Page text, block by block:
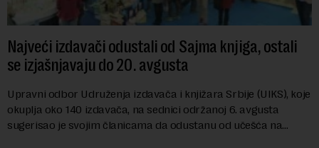
Najveći izdavači odustali od Sajma knjiga, ostali
se izjašnjavaju do 20. avgusta
Upravni odbor Udruženja izdavača i knjižara Srbije (UIKS), koje
okuplja oko 140 izdavača, na sednici održanoj 6. avgusta
sugerisao je svojim članicama da odustanu od učešća na